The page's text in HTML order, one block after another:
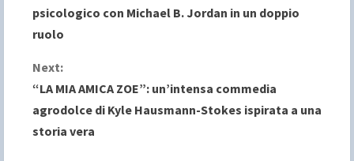
o
n
t
i
n
psicologico con Michael B. Jordan in un doppio
ruolo
Next:
“LA MIA AMICA ZOE”: un’intensa commedia
agrodolce di Kyle Hausmann-Stokes ispirata a una
storia vera